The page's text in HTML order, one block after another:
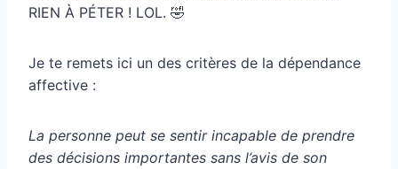
RIEN À PÉTER ! LOL. 🤣
Je te remets ici un des critères de la dépendance
affective :
La personne peut se sentir incapable de prendre
des décisions importantes sans l’avis de son